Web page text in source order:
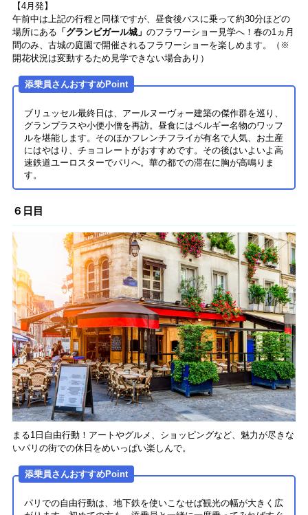
【4月発】
午前中は上記の行程と同様ですが、昼食後バスに乗って約30分ほどの
場所にある 「グランビガール城」 のフラワーショー見学へ！春の1ヵ月
間のみ、古城の庭園で開催されるフラワーショーを楽しめます。（※
開花状況は変動するため見学できない場合あり）
添乗員さんおすすめPoint
ブリュッセル最終日は、アールヌーヴォー建築の傑作群を巡り、
グランプラスや小便小僧を再訪。昼食にはベルギー名物のワッフ
ルを堪能します。そのほかフレンチフライが有名で人気、お土産
にはやはり、チョコレートがおすすめです。その後はいよいよ高
速鉄道ユーロスターでパリへ。華の都での滞在に胸が高鳴りま
す。
６日目
まる1日自由行動！アートやグルメ、ショッピングなど、魅力が尽きな
いパリの街での休日をめいっぱい楽しんで。
添乗員さんおすすめPoint
パリでの自由行動は、地下鉄を使いこなせば観光の幅が大きく広